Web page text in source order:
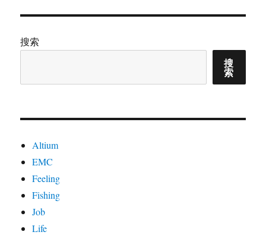
搜索
搜
索
Altium
EMC
Feeling
Fishing
Job
Life